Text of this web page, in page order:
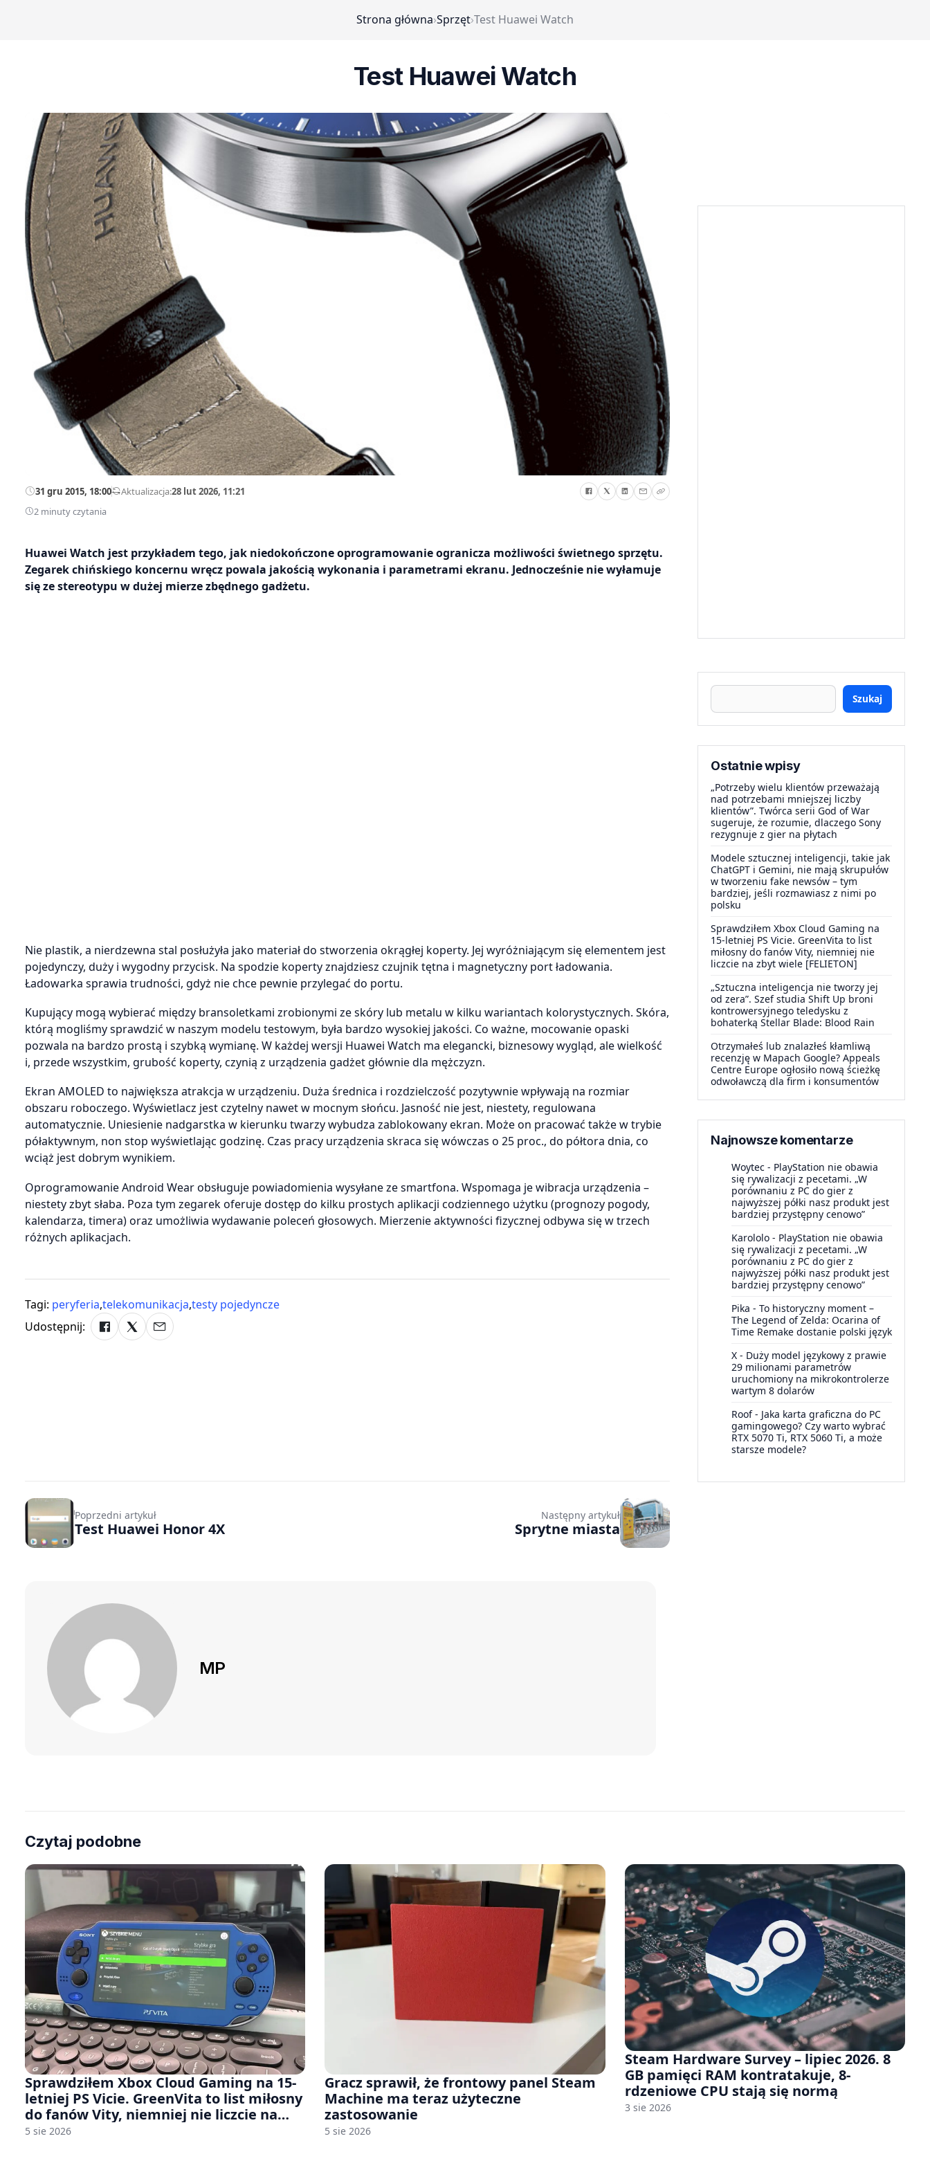
Strona główna›Sprzęt›Test Huawei Watch
Test Huawei Watch
31 gru 2015, 18:00—Aktualizacja:28 lut 2026, 11:21
2 minuty czytania
Huawei Watch jest przykładem tego, jak niedokończone oprogramowanie ogranicza możliwości świetnego sprzętu.
Zegarek chińskiego koncernu wręcz powala jakością wykonania i parametrami ekranu. Jednocześnie nie wyłamuje
się ze stereotypu w dużej mierze zbędnego gadżetu.
Nie plastik, a nierdzewna stal posłużyła jako materiał do stworzenia okrągłej koperty. Jej wyróżniającym się elementem jest
pojedynczy, duży i wygodny przycisk. Na spodzie koperty znajdziesz czujnik tętna i magnetyczny port ładowania.
Ładowarka sprawia trudności, gdyż nie chce pewnie przylegać do portu.
Kupujący mogą wybierać między bransoletkami zrobionymi ze skóry lub metalu w kilku wariantach kolorystycznych. Skóra,
którą mogliśmy sprawdzić w naszym modelu testowym, była bardzo wysokiej jakości. Co ważne, mocowanie opaski
pozwala na bardzo prostą i szybką wymianę. W każdej wersji Huawei Watch ma elegancki, biznesowy wygląd, ale wielkość
i, przede wszystkim, grubość koperty, czynią z urządzenia gadżet głównie dla mężczyzn.
Ekran AMOLED to największa atrakcja w urządzeniu. Duża średnica i rozdzielczość pozytywnie wpływają na rozmiar
obszaru roboczego. Wyświetlacz jest czytelny nawet w mocnym słońcu. Jasność nie jest, niestety, regulowana
automatycznie. Uniesienie nadgarstka w kierunku twarzy wybudza zablokowany ekran. Może on pracować także w trybie
półaktywnym, non stop wyświetlając godzinę. Czas pracy urządzenia skraca się wówczas o 25 proc., do półtora dnia, co
wciąż jest dobrym wynikiem.
Oprogramowanie Android Wear obsługuje powiadomienia wysyłane ze smartfona. Wspomaga je wibracja urządzenia –
niestety zbyt słaba. Poza tym zegarek oferuje dostęp do kilku prostych aplikacji codziennego użytku (prognozy pogody,
kalendarza, timera) oraz umożliwia wydawanie poleceń głosowych. Mierzenie aktywności fizycznej odbywa się w trzech
różnych aplikacjach.
Tagi: peryferia,telekomunikacja,testy pojedyncze
Udostępnij:
Szukaj
Ostatnie wpisy
„Potrzeby wielu klientów przeważają
nad potrzebami mniejszej liczby
klientów”. Twórca serii God of War
sugeruje, że rozumie, dlaczego Sony
rezygnuje z gier na płytach
Modele sztucznej inteligencji, takie jak
ChatGPT i Gemini, nie mają skrupułów
w tworzeniu fake newsów – tym
bardziej, jeśli rozmawiasz z nimi po
polsku
Sprawdziłem Xbox Cloud Gaming na
15-letniej PS Vicie. GreenVita to list
miłosny do fanów Vity, niemniej nie
liczcie na zbyt wiele [FELIETON]
„Sztuczna inteligencja nie tworzy jej
od zera”. Szef studia Shift Up broni
kontrowersyjnego teledysku z
bohaterką Stellar Blade: Blood Rain
Otrzymałeś lub znalazłeś kłamliwą
recenzję w Mapach Google? Appeals
Centre Europe ogłosiło nową ścieżkę
odwoławczą dla firm i konsumentów
Najnowsze komentarze
Woytec - PlayStation nie obawia
się rywalizacji z pecetami. „W
porównaniu z PC do gier z
najwyższej półki nasz produkt jest
bardziej przystępny cenowo”
Karololo - PlayStation nie obawia
się rywalizacji z pecetami. „W
porównaniu z PC do gier z
najwyższej półki nasz produkt jest
bardziej przystępny cenowo”
Pika - To historyczny moment –
The Legend of Zelda: Ocarina of
Time Remake dostanie polski język
X - Duży model językowy z prawie
29 milionami parametrów
uruchomiony na mikrokontrolerze
wartym 8 dolarów
Roof- Jaka karta graficzna do PC
gamingowego? Czy warto wybrać
RTX 5070 Ti, RTX 5060 Ti, a może
starsze modele?
Poprzedni artykuł
Test Huawei Honor 4X
Następny artykuł
Sprytne miasta
MP
Czytaj podobne
Sprawdziłem Xbox Cloud Gaming na 15-
letniej PS Vicie. GreenVita to list miłosny
do fanów Vity, niemniej nie liczcie na
zbyt wiele [FELIETON]
5 sie 2026
Gracz sprawił, że frontowy panel Steam
Machine ma teraz użyteczne
zastosowanie
5 sie 2026
Steam Hardware Survey – lipiec 2026. 8
GB pamięci RAM kontratakuje, 8-
rdzeniowe CPU stają się normą
3 sie 2026